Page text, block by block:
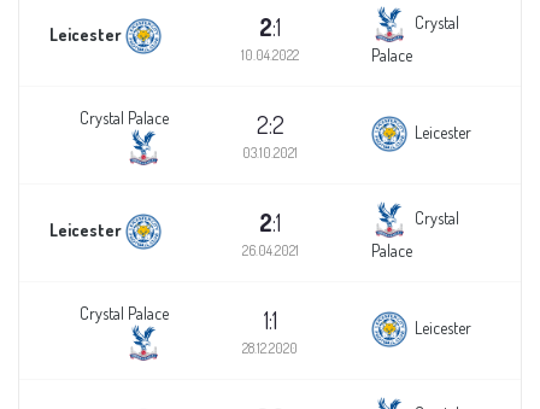
Leicester 2:1
10.04.2022
Crystal
Palace
Crystal Palace 2:2
03.10.2021
Leicester
Leicester 2:1
26.04.2021
Crystal
Palace
Crystal Palace 1:1
28.12.2020
Leicester